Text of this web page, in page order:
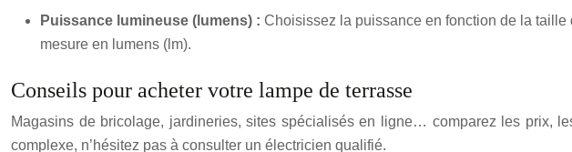
Puissance lumineuse (lumens) : Choisissez la puissance en fonction de la taille
mesure en lumens (lm).
Conseils pour acheter votre lampe de terrasse
Magasins de bricolage, jardineries, sites spécialisés en ligne… comparez les prix,
complexe, n’hésitez pas à consulter un électricien qualifié.